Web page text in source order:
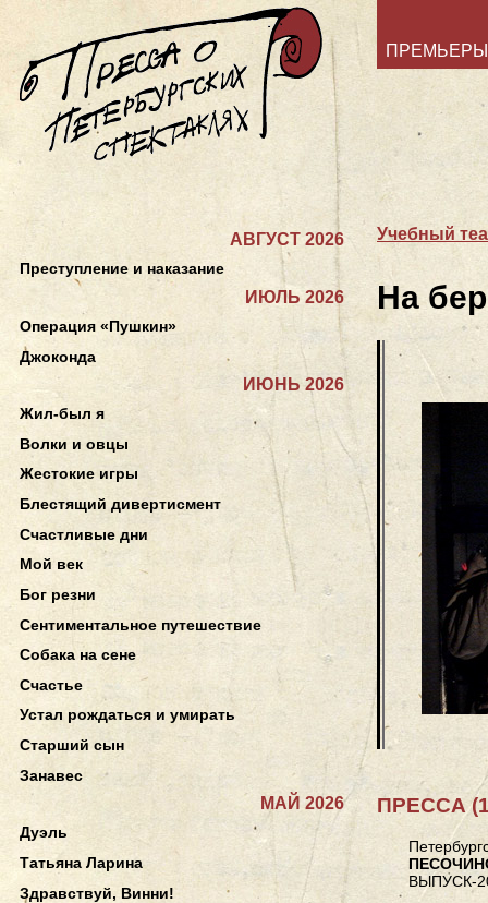
ПРЕМЬЕРЫ
Учебный
На
ПРЕССА
ВЫПУСК-
АВГУСТ 2026
Преступление и наказание
ИЮЛЬ 2026
Операция «Пушкин»
Джоконда
ИЮНЬ 2026
Жил-был я
Волки и овцы
Жестокие игры
Блестящий дивертисмент
Счастливые дни
Мой век
Бог резни
Сентиментальное путешествие
Собака на сене
Счастье
Устал рождаться и умирать
Старший сын
Занавес
МАЙ 2026
Дуэль
Татьяна Ларина
Здравствуй, Винни!